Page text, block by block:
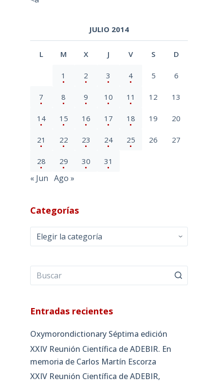
JULIO 2014
L M X J V S D
1 2 3 4 5 6
7 8 9 10 11 12 13
14 15 16 17 18 19 20
21 22 23 24 25 26 27
28 29 30 31
« Jun Ago »
Categorías
Categorías
Entradas recientes
Oxymorondictionary Séptima edición
XXIV Reunión Científica de ADEBIR. En
memoria de Carlos Martín Escorza
XXIV Reunión Científica de ADEBIR,